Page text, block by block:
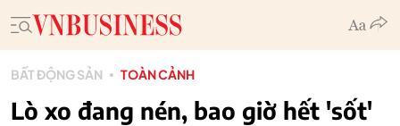
BẤT ĐỘNG SẢN TOÀN CẢNH
Lò xo đang nén, bao giờ hết 'sốt'